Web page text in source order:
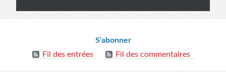
Informations
S'abonner
Fil des entrées
Fil des commentaires